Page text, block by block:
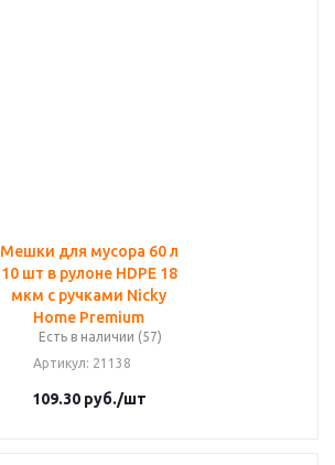
Мешки для мусора 60 л
10 шт в рулоне HDPE 18
мкм с ручками Nicky
Home Premium
Есть в наличии (57)
Артикул: 21138
109.30руб./шт